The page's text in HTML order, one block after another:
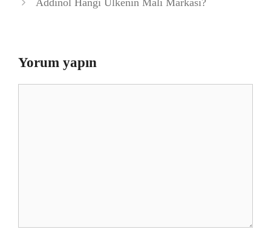
Addinol Hangi Ülkenin Malı Markası?
Yorum yapın